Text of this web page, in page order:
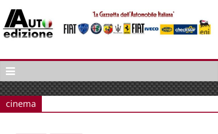
naar
inhoud
Auto
Edizione
La
Gazetta
dell'Automobile
cinema